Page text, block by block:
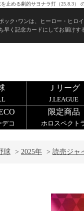
止める劇的サヨナラ打（25.8.3）
ック･ワンは、ヒーロー・ヒロイ
早く記念カードにしてお届けす
Ｊリーグ
J.LEAGUE
デコ
限定商品
ホロスペクト
球 > 2025年 > 読売ジャ